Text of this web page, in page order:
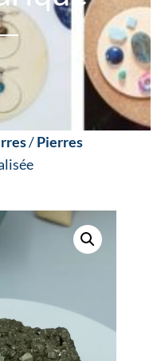
/Pierres